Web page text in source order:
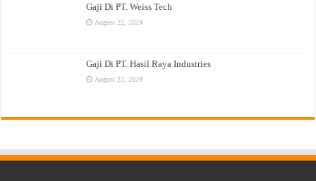
Gaji Di PT. Weiss Tech
August 22, 2024
Gaji Di PT. Hasil Raya Industries
August 22, 2024